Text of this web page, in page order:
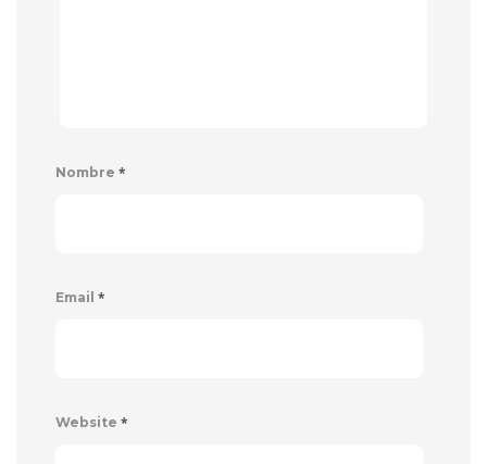
Nombre *
Email *
Website *